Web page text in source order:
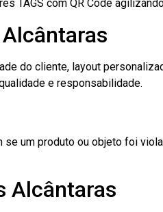
TAGS com QR Code
do cliente, layout
e responsabilidade.
um produto ou objeto foi
Alcântaras